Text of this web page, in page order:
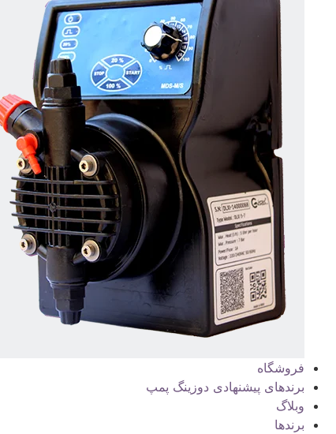
فروشگاه
برندهای پیشنهادی دوزینگ پمپ
وبلاگ
برندها